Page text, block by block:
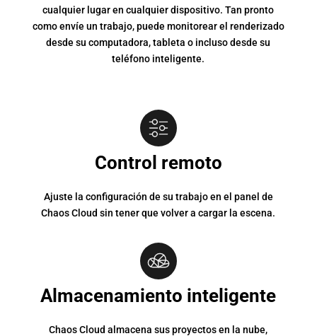
cualquier lugar en cualquier dispositivo. Tan pronto
como envíe un trabajo, puede monitorear el renderizado
desde su computadora, tableta o incluso desde su
teléfono inteligente.
Control remoto
Ajuste la configuración de su trabajo en el panel de
Chaos Cloud sin tener que volver a cargar la escena.
Almacenamiento inteligente
Chaos Cloud almacena sus proyectos en la nube,